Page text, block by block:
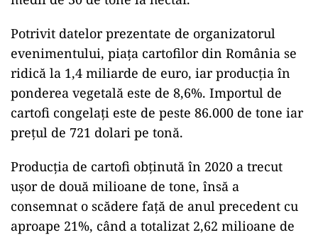
Potrivit datelor prezentate de organizatorul
evenimentului, piaţa cartofilor din România se
ridică la 1,4 miliarde de euro, iar producţia în
ponderea vegetală este de 8,6%. Importul de
cartofi congelaţi este de peste 86.000 de tone iar
preţul de 721 dolari pe tonă.
Producţia de cartofi obţinută în 2020 a trecut
uşor de două milioane de tone, însă a
consemnat o scădere faţă de anul precedent cu
aproape 21%, când a totalizat 2,62 milioane de